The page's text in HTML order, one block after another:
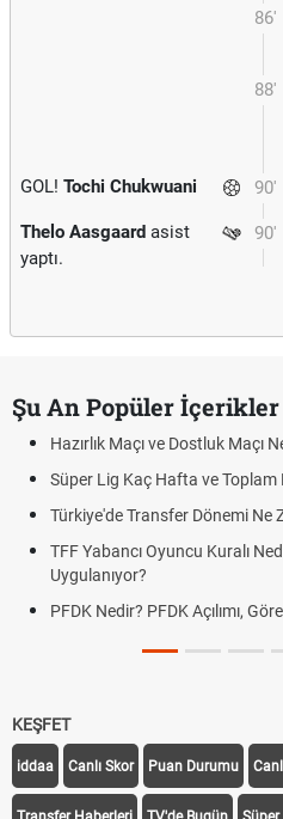
86'
88'
90'
GOL! Tochi Chukwuani
90'
Thelo Aasgaard asist
yaptı.
Şu An Popüler İçerikler
Hazırlık Maçı ve Dostluk Maçı
Süper Lig Kaç Hafta ve Toplam
Türkiye'de Transfer Dönemi Ne
TFF Yabancı Oyuncu Kuralı
Uygulanıyor?
PFDK Nedir? PFDK Açılımı,
KEŞFET
iddaa Canlı Skor Puan Durumu